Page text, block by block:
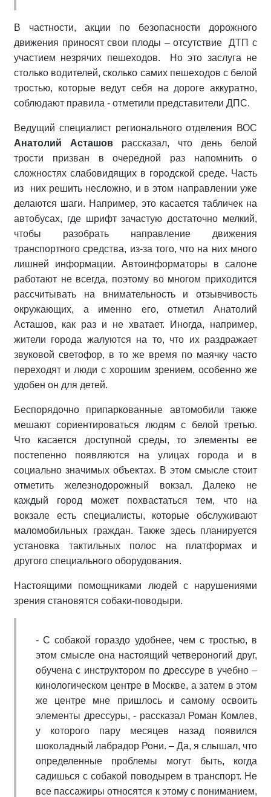
В частности, акции по безопасности дорожного
движения приносят свои плоды – отсутствие ДТП с
участием незрячих пешеходов. Но это заслуга не
столько водителей, сколько самих пешеходов с белой
тростью, которые ведут себя на дороге аккуратно,
соблюдают правила - отметили представители ДПС.
Ведущий специалист регионального отделения ВОС
Анатолий Асташов рассказал, что день белой
трости призван в очередной раз напомнить о
сложностях слабовидящих в городской среде. Часть
из них решить несложно, и в этом направлении уже
делаются шаги. Например, это касается табличек на
автобусах, где шрифт зачастую достаточно мелкий,
чтобы разобрать направление движения
транспортного средства, из-за того, что на них много
лишней информации. Автоинформаторы в салоне
работают не всегда, поэтому во многом приходится
рассчитывать на внимательность и отзывчивость
окружающих, а именно его, отметил Анатолий
Асташов, как раз и не хватает. Иногда, например,
жители города жалуются на то, что их раздражает
звуковой светофор, в то же время по маячку часто
переходят и люди с хорошим зрением, особенно же
удобен он для детей.
Беспорядочно припаркованные автомобили также
мешают сориентироваться людям с белой третью.
Что касается доступной среды, то элементы ее
постепенно появляются на улицах города и в
социально значимых объектах. В этом смысле стоит
отметить железнодорожный вокзал. Далеко не
каждый город может похвастаться тем, что на
вокзале есть специалисты, которые обслуживают
маломобильных граждан. Также здесь планируется
установка тактильных полос на платформах и
другого специального оборудования.
Настоящими помощниками людей с нарушениями
зрения становятся собаки-поводыри.
- С собакой гораздо удобнее, чем с тростью, в
этом смысле она настоящий четвероногий друг,
обучена с инструктором по дрессуре в учебно –
кинологическом центре в Москве, а затем в этом
же центре мне пришлось и самому освоить
элементы дрессуры, - рассказал Роман Комлев,
у которого пару месяцев назад появился
шоколадный лабрадор Рони. – Да, я слышал, что
определенные проблемы могут быть, когда
садишься с собакой поводырем в транспорт. Не
все пассажиры относятся к этому с пониманием,